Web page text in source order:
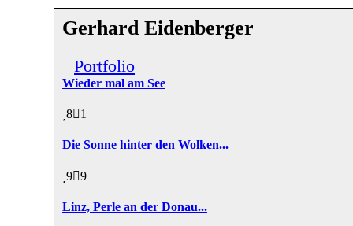
Gerhard Eidenberger
Portfolio
Wieder mal am See
8 1
Die Sonne hinter den Wolken...
9 9
Linz, Perle an der Donau...